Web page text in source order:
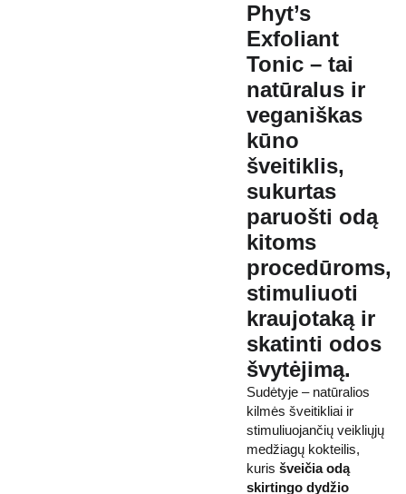
Phyt’s
Exfoliant
Tonic – tai
natūralus ir
veganiškas
kūno
šveitiklis,
sukurtas
paruošti odą
kitoms
procedūroms,
stimuliuoti
kraujotaką ir
skatinti odos
švytėjimą.
Sudėtyje – natūralios
kilmės šveitikliai ir
stimuliuojančių veikliųjų
medžiagų kokteilis,
kuris šveičia odą
skirtingo dydžio